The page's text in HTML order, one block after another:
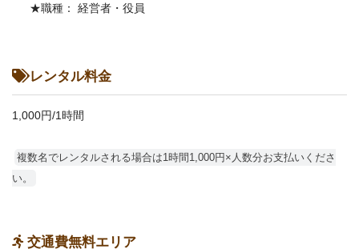
★職種： 経営者・役員
レンタル料金
1,000円/1時間
複数名でレンタルされる場合は1時間1,000円×人数分お支払いくださ
い。
交通費無料エリア